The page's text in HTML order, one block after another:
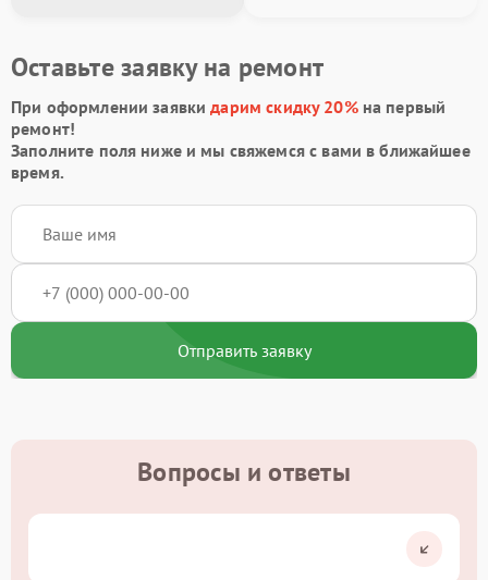
Оставьте заявку на ремонт
При оформлении заявкидарим скидку 20%на первый
ремонт!
Заполните поля ниже и мы свяжемся с вами в ближайшее
время.
Отправить заявку
Вопросы и ответы